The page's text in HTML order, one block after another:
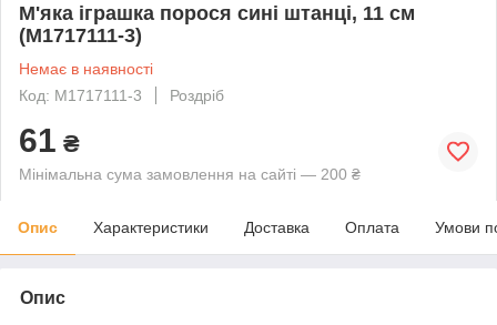
М'яка іграшка порося сині штанці, 11 см
(M1717111-3)
Немає в наявності
Код: M1717111-3
Роздріб
61 ₴
Мінімальна сума замовлення на сайті — 200 ₴
Опис Характеристики Доставка Оплата Умови
Опис